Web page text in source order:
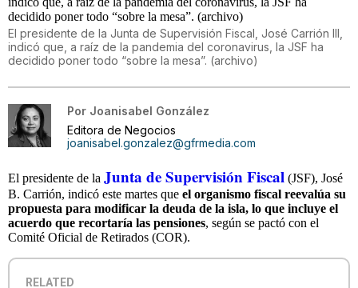
El presidente de la Junta de Supervisión Fiscal, José Carrión III,
indicó que, a raíz de la pandemia del coronavirus, la JSF ha
decidido poner todo “sobre la mesa”. (archivo)
Por Joanisabel González
Editora de Negocios
joanisabel.gonzalez@gfrmedia.com
El presidente de la Junta de Supervisión Fiscal (JSF), José
B. Carrión, indicó este martes que el organismo fiscal reevalúa su
propuesta para modificar la deuda de la isla, lo que incluye el
acuerdo que recortaría las pensiones, según se pactó con el
Comité Oficial de Retirados (COR).
RELATED